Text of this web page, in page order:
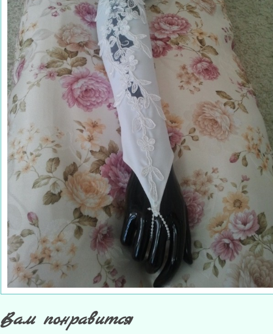
Вам понравится